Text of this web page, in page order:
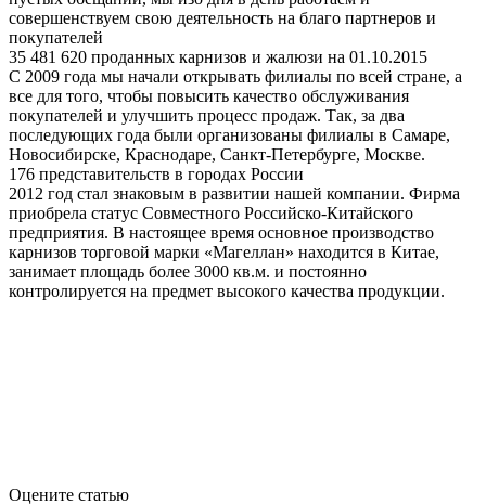
совершенствуем свою деятельность на благо партнеров и
покупателей
35 481 620 проданных карнизов и жалюзи на 01.10.2015
С 2009 года мы начали открывать филиалы по всей стране, а
все для того, чтобы повысить качество обслуживания
покупателей и улучшить процесс продаж. Так, за два
последующих года были организованы филиалы в Самаре,
Новосибирске, Краснодаре, Санкт-Петербурге, Москве.
176 представительств в городах России
2012 год стал знаковым в развитии нашей компании. Фирма
приобрела статус Совместного Российско-Китайского
предприятия. В настоящее время основное производство
карнизов торговой марки «Магеллан» находится в Китае,
занимает площадь более 3000 кв.м. и постоянно
контролируется на предмет высокого качества продукции.
Оцените статью